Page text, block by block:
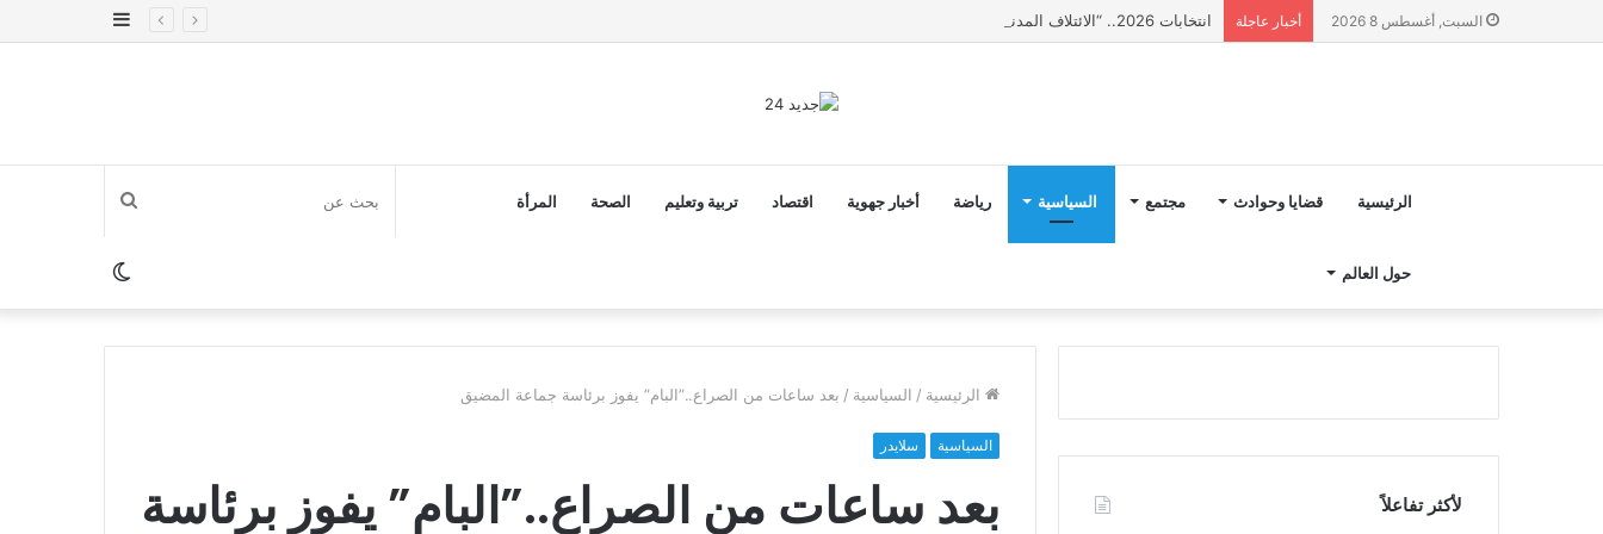
السبت, أغسطس 8 2026 أخبار عاجلة انتخابات 2026.. “الائتلاف المدني من أجل الجبل” يرفع عشرة مطالب أمام الأحزاب لإنصاف المناطق الجبلية
إضافة
الرئيسية قضايا وحوادث مجتمع السياسية رياضة أخبار جهوية اقتصاد تربية وتعليم الصحة المرأة
حول العالم
بحث
عنالوضع
المظلم
الرئيسية / السياسية / بعد ساعات من الصراع..”البام” يفوز برئاسة جماعة المضيق
السياسية سلايدر
بعد ساعات من الصراع..”البام” يفوز برئاسة
لأكثر تفاعلاً